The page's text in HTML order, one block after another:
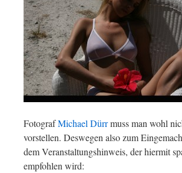
FotografMichael Dürrmuss man wohl
vorstellen. Deswegen also zum
dem Veranstaltungshinweis, der hiermit
empfohlen wird: